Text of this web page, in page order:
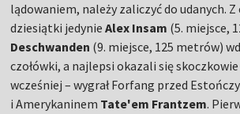
lądowaniem, należy zaliczyć do udanych.
dziesiątki jedynieAlex Insam (5. miejsce,
Deschwanden (9. miejsce, 125 metrów)
czołówki, a najlepsi okazali się
wcześniej – wygrał Forfang przed
i Amerykaninem Tate'em Frantzem.